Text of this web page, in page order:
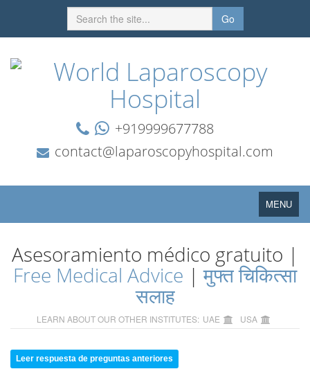
Go
+919999677788
contact@laparoscopyhospital.com
Toggle
navigation
MENU
Asesoramiento médico gratuito |
Free Medical Advice |मुफ्त चिकित्सा
सलाह
LEARN ABOUT OUR OTHER INSTITUTES: UAE USA
Leer respuesta de preguntas anteriores